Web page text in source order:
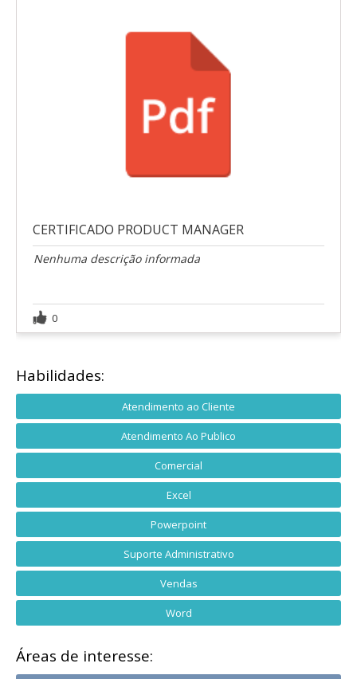
CERTIFICADO PRODUCT MANAGER
Nenhuma descrição informada
0
Habilidades:
Atendimento ao Cliente
Atendimento Ao Publico
Comercial
Excel
Powerpoint
Suporte Administrativo
Vendas
Word
Áreas de interesse: